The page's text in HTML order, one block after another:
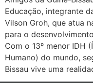
Educação, integrante
Vilson Groh, que atua
para o
Com o 13º menor IDH
Humano) do mundo,
Bissau vive uma